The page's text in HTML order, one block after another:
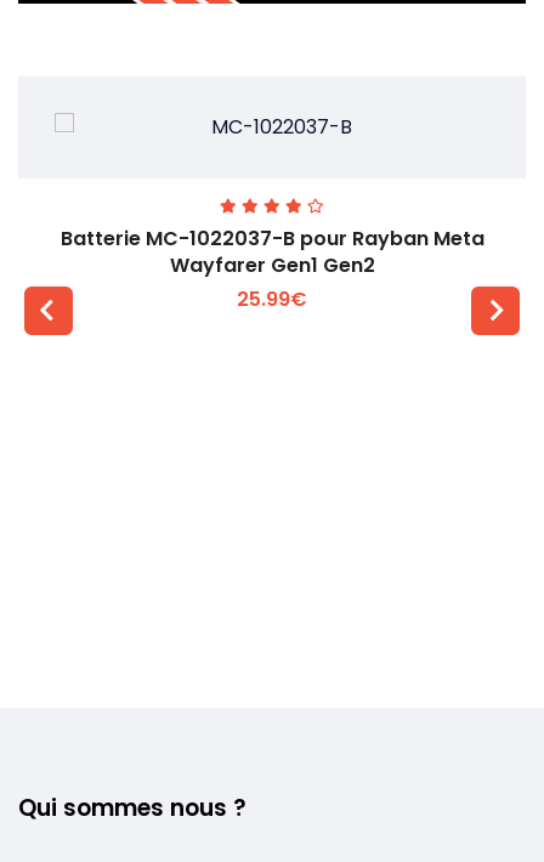
Batterie MC-1022037-B pour Rayban Meta
Wayfarer Gen1 Gen2
25.99€
Qui sommes nous ?